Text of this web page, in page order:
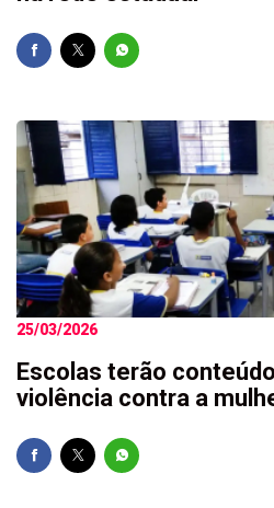
25/03/2026
Escolas terão
violência contra a